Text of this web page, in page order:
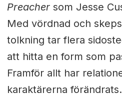
Preachersom Jesse
Med vördnad och
tolkning tar flera
att hitta en form som
Framför allt har
karaktärerna